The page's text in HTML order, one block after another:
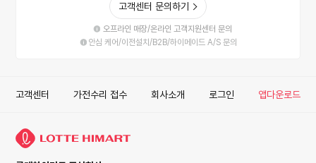
고객센터 문의하기
오프라인 매장/온라인 고객지원센터 문의
안심 케어/이전설치/B2B/하이메이드 A/S 문의
고객센터 가전수리 접수 회사소개 로그인 앱다운로드